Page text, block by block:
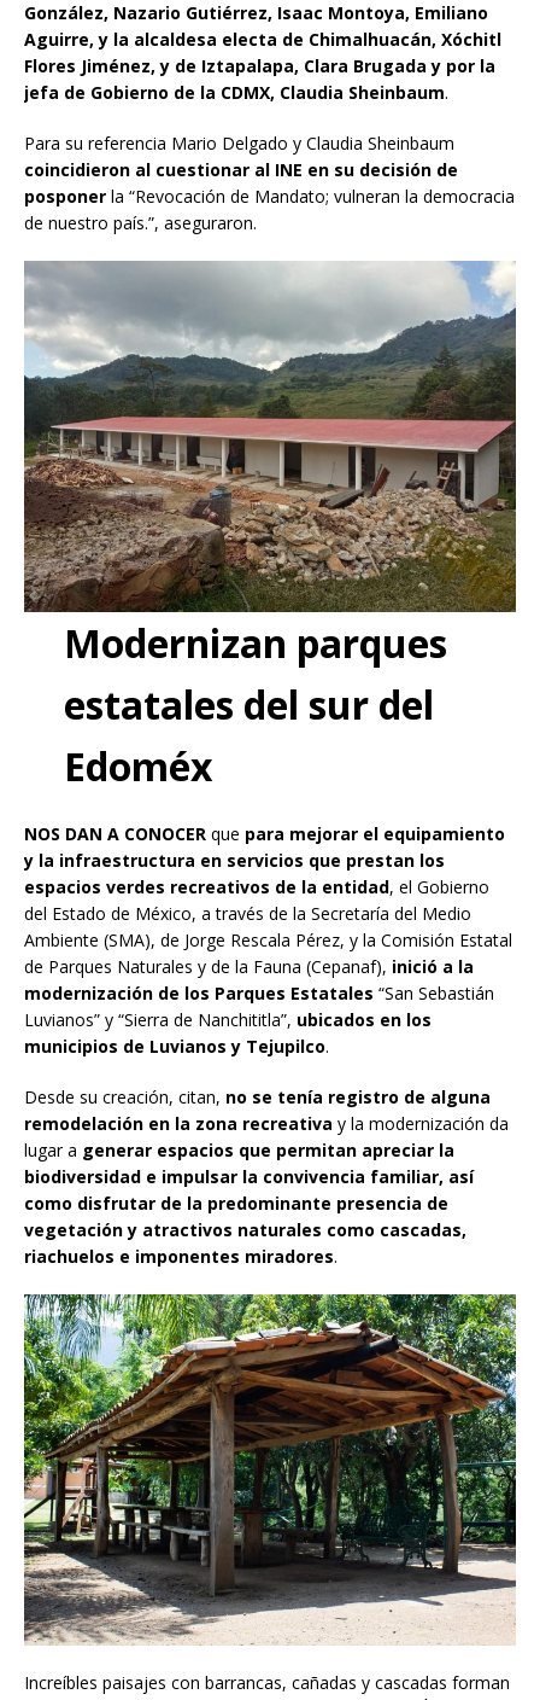
González, Nazario Gutiérrez, Isaac Montoya, Emiliano
Aguirre, y la alcaldesa electa de Chimalhuacán, Xóchitl
Flores Jiménez, y de Iztapalapa, Clara Brugada y por la
jefa de Gobierno de la CDMX, Claudia Sheinbaum.
Para su referencia Mario Delgado y Claudia Sheinbaum
coincidieron al cuestionar al INE en su decisión de
posponer la “Revocación de Mandato; vulneran la democracia
de nuestro país.”, aseguraron.
Modernizan parques
estatales del sur del
Edoméx
NOS DAN A CONOCER que para mejorar el equipamiento
y la infraestructura en servicios que prestan los
espacios verdes recreativos de la entidad, el Gobierno
del Estado de México, a través de la Secretaría del Medio
Ambiente (SMA), de Jorge Rescala Pérez, y la Comisión Estatal
de Parques Naturales y de la Fauna (Cepanaf), inició a la
modernización de los Parques Estatales “San Sebastián
Luvianos” y “Sierra de Nanchititla”, ubicados en los
municipios de Luvianos y Tejupilco.
Desde su creación, citan, no se tenía registro de alguna
remodelación en la zona recreativa y la modernización da
lugar a generar espacios que permitan apreciar la
biodiversidad e impulsar la convivencia familiar, así
como disfrutar de la predominante presencia de
vegetación y atractivos naturales como cascadas,
riachuelos e imponentes miradores.
Increíbles paisajes con barrancas, cañadas y cascadas forman